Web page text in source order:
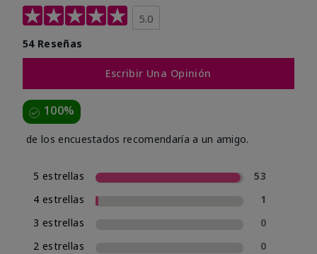
5.0
54 Reseñas
Escribir Una Opinión
100%
de los encuestados recomendaría a un amigo.
5 estrellas
53
4 estrellas
1
3 estrellas
0
2 estrellas
0